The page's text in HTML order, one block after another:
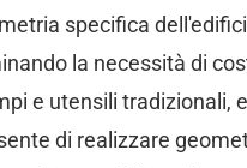
specifica
la necessità di
e utensili tradizionali, e
di realizzare